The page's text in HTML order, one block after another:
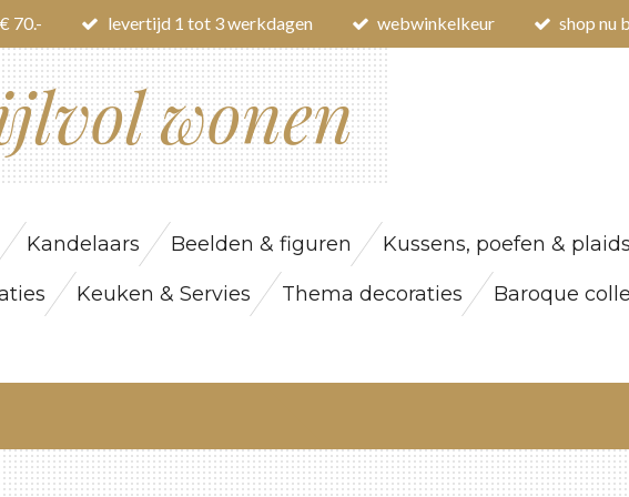
70.- levertijd 1 tot 3 werkdagen webwinkelkeur shop nu
wonen
Kandelaars Beelden & figuren Kussens, poefen & plaids
Keuken & Servies Thema decoraties Baroque